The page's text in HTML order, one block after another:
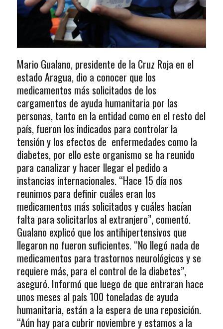
Mario Gualano, presidente de la Cruz Roja en el
estado Aragua, dio a conocer que los
medicamentos más solicitados de los
cargamentos de ayuda humanitaria por las
personas, tanto en la entidad como en el resto del
país, fueron los indicados para controlar la
tensión y los efectos de enfermedades como la
diabetes, por ello este organismo se ha reunido
para canalizar y hacer llegar el pedido a
instancias internacionales. “Hace 15 día nos
reunimos para definir cuáles eran los
medicamentos más solicitados y cuáles hacían
falta para solicitarlos al extranjero”, comentó.
Gualano explicó que los antihipertensivos que
llegaron no fueron suficientes. “No llegó nada de
medicamentos para trastornos neurológicos y se
requiere más, para el control de la diabetes”,
aseguró. Informó que luego de que entraran hace
unos meses al país 100 toneladas de ayuda
humanitaria, están a la espera de una reposición.
“Aún hay para cubrir noviembre y estamos a la